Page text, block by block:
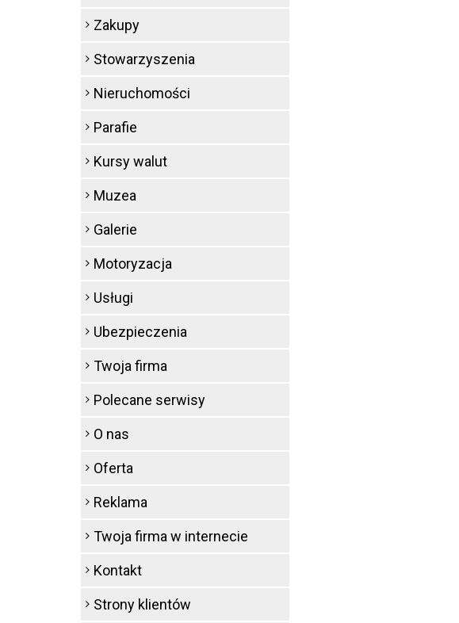
Zakupy
Stowarzyszenia
Nieruchomości
Parafie
Kursy walut
Muzea
Galerie
Motoryzacja
Usługi
Ubezpieczenia
Twoja firma
Polecane serwisy
O nas
Oferta
Reklama
Twoja firma w internecie
Kontakt
Strony klientów